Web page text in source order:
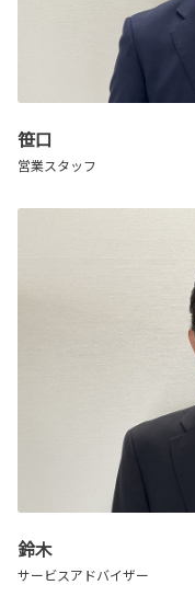
笹口
営業スタッフ
鈴木
サービスアドバイザー